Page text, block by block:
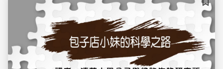
說，不如我自己說」的策略。我自己也針對這個現象，做了
一系列的心理學實驗，來看看「偷雷」到底有多強大。
儲存